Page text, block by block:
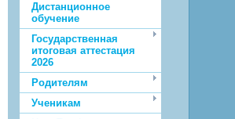
Дистанционное
обучение
Государственная
итоговая аттестация
2026
Родителям
Ученикам